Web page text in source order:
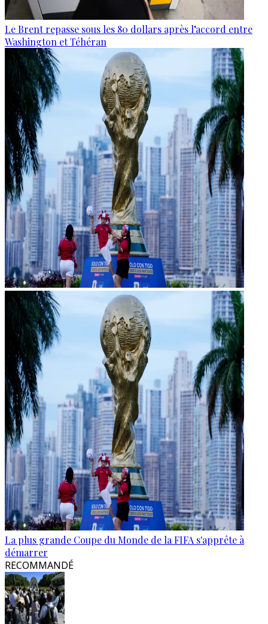
Le Brent repasse sous les 80 dollars après l’accord entre
Washington et Téhéran
La plus grande Coupe du Monde de la FIFA s'apprête à
démarrer
RECOMMANDÉ